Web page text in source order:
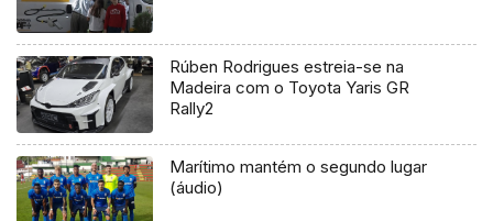
Rúben Rodrigues estreia-se na
Madeira com o Toyota Yaris GR
Rally2
Marítimo mantém o segundo lugar
(áudio)